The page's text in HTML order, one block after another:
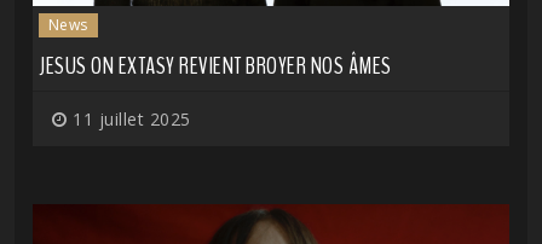
News
JESUS ON EXTASY REVIENT BROYER NOS ÂMES
11 juillet 2025